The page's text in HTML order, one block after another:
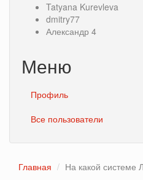
Tatyana Kurevleva
dmitry77
Александр 4
Меню
Профиль
Все пользователи
Главная На какой системе